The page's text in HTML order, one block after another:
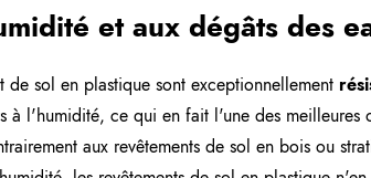
et aux dégâts des
de sol en plastique sont exceptionnellement
à l'humidité, ce qui en fait l'une des
aux revêtements de sol en bois ou